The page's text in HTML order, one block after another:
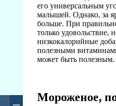
его универсальным
малышей. Однако, за
больше. При
только удовольствие,
низкокалорийные
полезными
может быть полезным.
Мороженое,